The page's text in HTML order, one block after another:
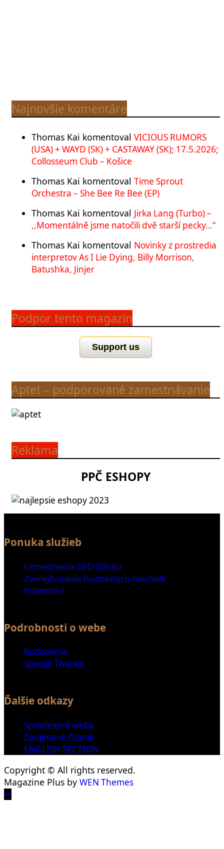
Najnovšie komentáre
Thomas Kai komentoval VICIOUS RUMORS
(USA) + WAYD (SK) + CASTAWAY (SK); 17.5.2026;
Collosseum Club – Košice
Thomas Kai komentoval Time Sprout
Orchestra – She Bee Re Bee (EP)
Thomas Kai komentoval Jirka Lang (Turbo) –
,,Momentálně jsme natočili dvě starší pecky…“
Thomas Kai komentoval Novinky z prostredia
interpretov As I Lie Dying, Billy Morrison,
Batushka, Jinjer
Podpor tento magazín
Support us
Aptet – podporované zamestnávanie
Reklama
PPČ ESHOPY
Ponuka služieb
Umiestnenie SEO článku
Zverejňovanie hudobných noviniek
Promotéri
Podrobnosti o webe
Bodovania
Special Thanks
Ďalšie odkazy
Spriatelené weby
Zaujímavé čítanie
ENGLISH SECTION
Copyright © All rights reserved.
Magazine Plus by WEN Themes